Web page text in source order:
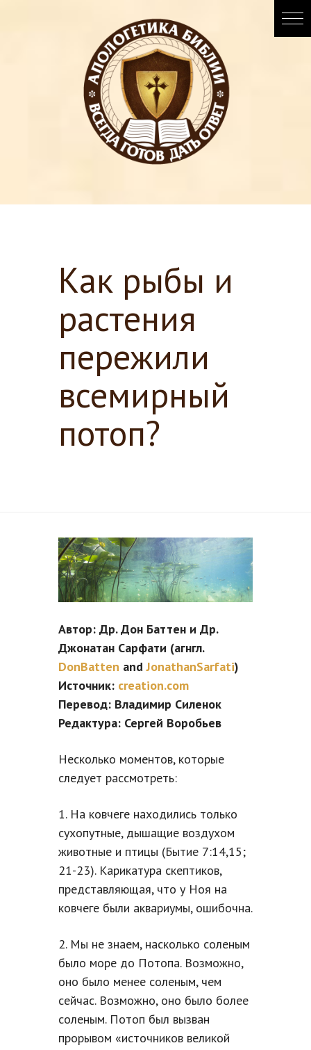
Как рыбы и
растения
пережили
всемирный
потоп?
Автор: Др. Дон Баттен и Др.
Джонатан Сарфати (агнгл.
DonBatten andJonathanSarfati)
Источник: creation.com
Перевод: Владимир Силенок
Редактура: Сергей Воробьев
Несколько моментов, которые
следует рассмотреть:
1. На ковчеге находились только
сухопутные, дышащие воздухом
животные и птицы (Бытие 7:14,15;
21-23). Карикатура скептиков,
представляющая, что у Ноя на
ковчеге были аквариумы, ошибочна.
2. Мы не знаем, насколько соленым
было море до Потопа. Возможно,
оно было менее соленым, чем
сейчас. Возможно, оно было более
соленым. Потоп был вызван
прорывом «источников великой